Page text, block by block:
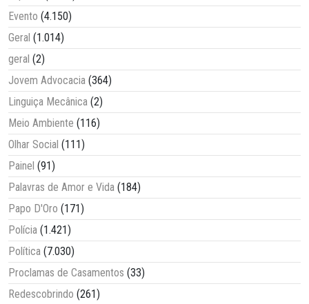
Evento (4.150)
Geral (1.014)
geral (2)
Jovem Advocacia (364)
Linguiça Mecânica (2)
Meio Ambiente (116)
Olhar Social (111)
Painel (91)
Palavras de Amor e Vida (184)
Papo D'Oro (171)
Polícia (1.421)
Política (7.030)
Proclamas de Casamentos (33)
Redescobrindo (261)